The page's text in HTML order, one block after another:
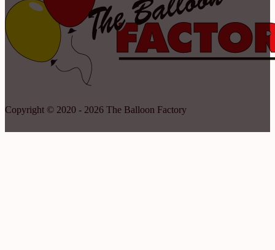
Copyright © 2020 - 2026 The Balloon Factory